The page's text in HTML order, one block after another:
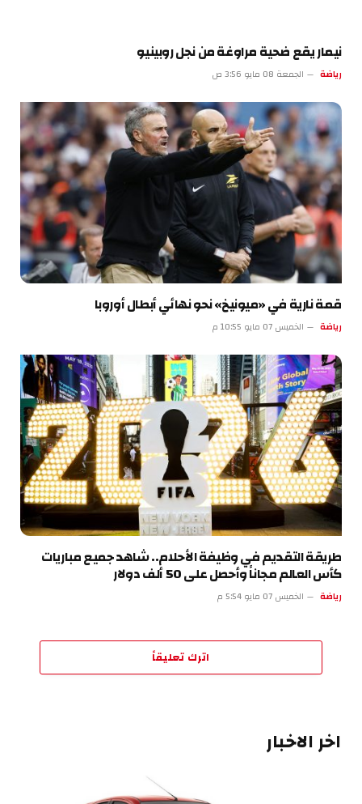
نيمار يقع ضحية مراوغة من نجل روبينيو
رياضة الجمعة 08 مايو 3:56 ص
قمة نارية في «ميونيخ» نحو نهائي أبطال أوروبا
رياضة الخميس 07 مايو 10:55 م
طريقة التقديم في وظيفة الأحلام.. شاهد جميع مباريات
كأس العالم مجاناً وأحصل على 50 ألف دولار
رياضة الخميس 07 مايو 5:54 م
اترك تعليقاً
اخر الاخبار